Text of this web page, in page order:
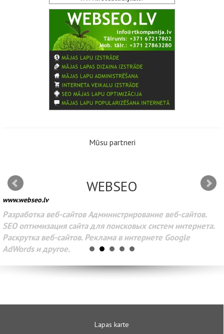
Mūsu partneri
WEBSEO
www.webseo.lv
Разработка веб-сайтов Администрирование веб-сайтов.
SEO оптимизация сайта для поисковых систем интернета.
Раскрутка веб-сайтов. Реклама в интернете Google
AdWords и другое.
Lapas karte